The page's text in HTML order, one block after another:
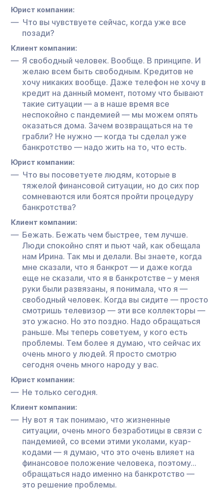
Юрист компании:
Что вы чувствуете сейчас, когда уже все
позади?
Клиент компании:
Я свободный человек. Вообще. В принципе. И
желаю всем быть свободным. Кредитов не
хочу никаких вообще. Даже телефон не хочу в
кредит на данный момент, потому что бывают
такие ситуации — а в наше время все
неспокойно с пандемией — мы можем опять
оказаться дома. Зачем возвращаться на те
грабли? Не нужно — когда ты сделал уже
банкротство — надо жить на то, что есть.
Юрист компании:
Что вы посоветуете людям, которые в
тяжелой финансовой ситуации, но до сих пор
сомневаются или боятся пройти процедуру
банкротства?
Клиент компании:
Бежать. Бежать чем быстрее, тем лучше.
Люди спокойно спят и пьют чай, как обещала
нам Ирина. Так мы и делали. Вы знаете, когда
мне сказали, что я банкрот — и даже когда
еще не сказали, что я в банкротстве – у меня
руки были развязаны, я понимала, что я —
свободный человек. Когда вы сидите — просто
смотришь телевизор — эти все коллекторы —
это ужасно. Но это поздно. Надо обращаться
раньше. Мы теперь советуем, у кого есть
проблемы. Тем более я думаю, что сейчас их
очень много у людей. Я просто смотрю
сегодня очень много народу у вас.
Юрист компании:
Не только сегодня.
Клиент компании:
Ну вот я так понимаю, что жизненные
ситуации, очень много безработицы в связи с
пандемией, со всеми этими уколами, куар-
кодами — я думаю, что это очень влияет на
финансовое положение человека, поэтому…
обращаться надо именно на банкротство —
это решение проблемы.